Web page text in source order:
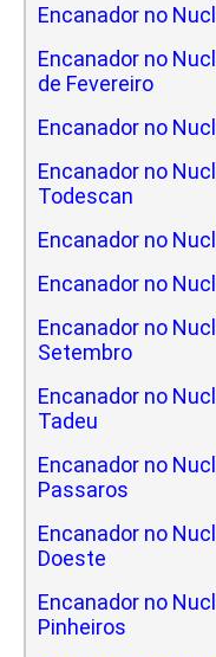
Encanador no
Encanador no
de Fevereiro
Encanador no
Encanador no
Todescan
Encanador no
Encanador no
Encanador no
Setembro
Encanador no
Tadeu
Encanador no
Passaros
Encanador no
Doeste
Encanador no
Pinheiros